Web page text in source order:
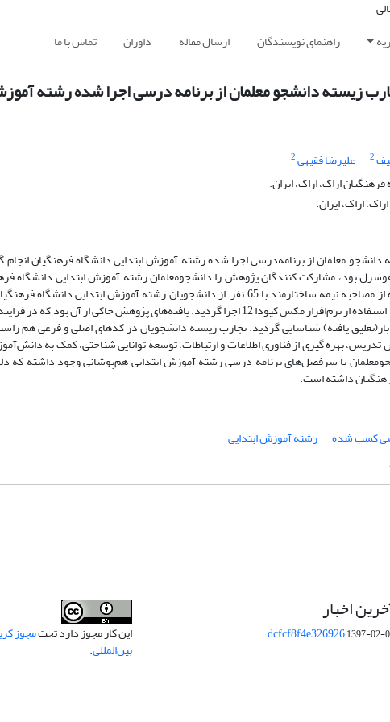
راهنمای نویسندگان ارسال مقاله داوران تماس با ما
زیسته دانشجو معلمان از برنامه درسی اجرا شده رشته
2 علیرضا فقیهی2
اراک، اراک، ایران.
اراک، ایران.
معلمان از برنامه‌درسی اجرا شده رشته آموزش ابتدایی دانشگاه فرهنگیان
بود، مشارکت کنندگان پژوهش را دانشجومعلمان رشته آموزش ابتدایی دانشگاه
رویکرد نمونه‌گیری هدفمند و با استفاده از مصاحبه نیمه ساختارمند با 65 نفر از دانشجویان
فرعی (تقلیل یافته) و 55 مقوله باز(تعلیق یافته) شناسایی گردید. تجارب زیسته دانشجویان در کدهای اصلی و
تدریس، بهره گیری از فناوری اطلاعات و ارتباطات، توسعه توانایی شناختی، کمک به
با سرفصل‌های برنامه درسی رشته آموزش ابتدایی هم‌پوشانی وجود داشته که
داشته است.
کسب شده
رشته آموزش ابتدایی
اخبار
dcfcf8f4e3269261397-02- این کار مجوز دارد تحت
بین‌المللی.